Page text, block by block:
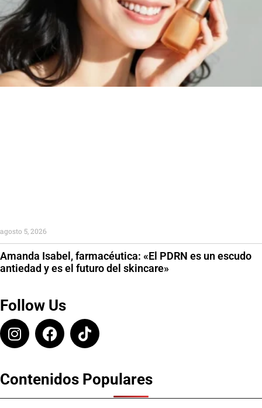
Amanda Isabel, farmacéutica: «El PDRN es un escudo
antiedad y es el futuro del skincare»
agosto 5, 2026
Follow Us
Contenidos Populares